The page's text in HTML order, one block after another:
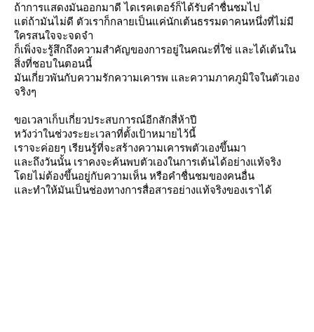
ถ้าการแสดงมันออกมาดี ไดเรคเตอร์ก็ได้รับคำชื่นชมไป
ต่ถ้ามันไม่ดี ตัวเราก็กลายเป็นแค่นักเต้นธรรมดาคนหนึ่งที่ไม่มี
ครสนใจจะจดจำ
ก็เพิ่งจะรู้สึกถึงความสำคัญของการอยู่ในคณะที่ใช่ และได้เต้นใน
สิ่งที่ชอบในตอนนี้
มันเกี่ยวพันกับความรักความเคารพ และความภาคภูมิใจในตัวเอง
จริงๆ
ขอเวลาเก็บเกี่ยวประสบการณ์อีกสักสี่ห้าปี
หวังว่าในช่วงระยะเวลาที่ตั้งเป้าหมายไว้นี้
เราจะค่อยๆ เรียนรู้ที่จะสร้างความเคารพตัวเองขึ้นมา
ละถึงวันนั้น เราคงจะค้นพบตัวเองในการเต้นได้อย่างแท้จริง
ดยไม่ต้องขึ้นอยู่กับความเห็น หรือคำชื่นชมของคนอื่น
ละทำให้มันเป็นช่องทางการสื่อสารอย่างแท้จริงของเราได้